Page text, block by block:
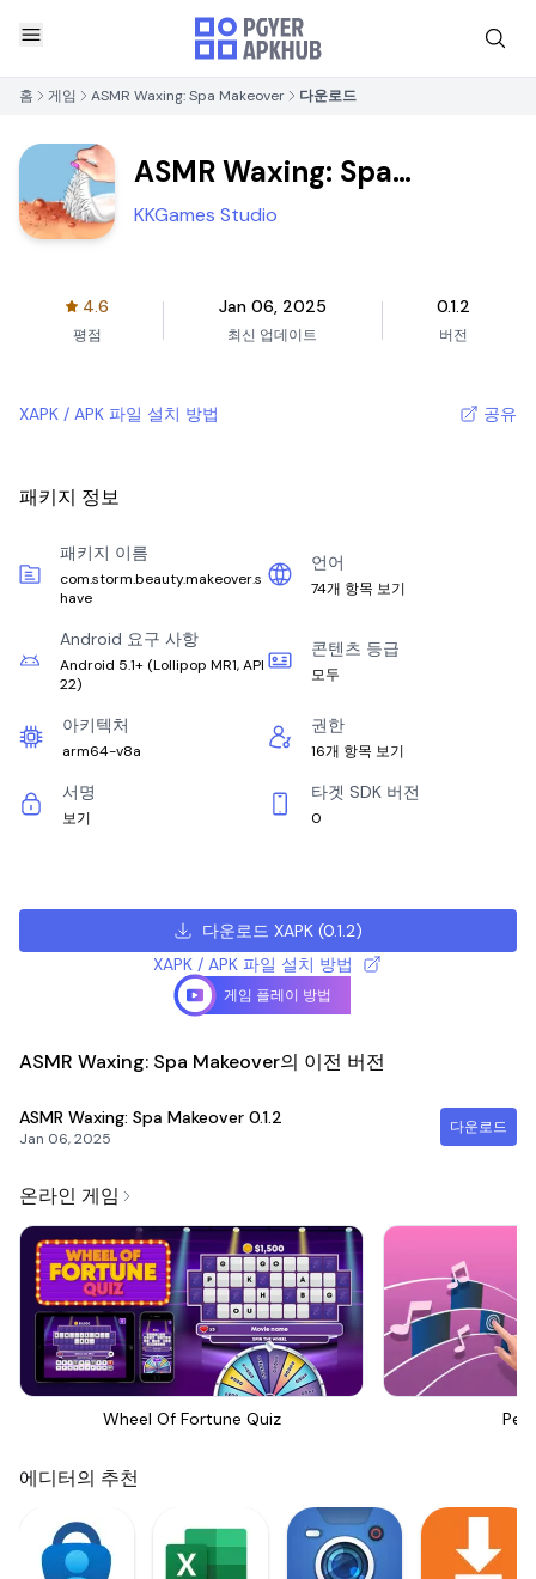
홈 게임 ASMR Waxing: Spa Makeover 다운로드
ASMR Waxing: Spa
Makeover
KKGames Studio
4.6
평점
Jan 06, 2025
최신 업데이트
0.1.2
버전
XAPK / APK 파일 설치 방법 공유
패키지 정보
패키지 이름
com.storm.beauty.makeover.s
have
언어
74개 항목 보기
Android 요구 사항
Android 5.1+ (Lollipop MR1, API
22)
콘텐츠 등급
모두
아키텍처
arm64-v8a
권한
16개 항목 보기
서명
보기
타겟 SDK 버전
0
다운로드 XAPK(0.1.2)
XAPK / APK 파일 설치 방법
게임 플레이 방법
ASMR Waxing: Spa Makeover의 이전 버전
ASMR Waxing: Spa Makeover 0.1.2
Jan 06, 2025
다운로드
온라인 게임
Wheel Of Fortune Quiz
에디터의 추천